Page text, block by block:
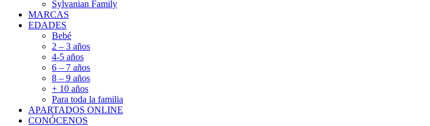
Sylvanian Family
MARCAS
EDADES
Bebé
2 – 3 años
4-5 años
6 – 7 años
8 – 9 años
+ 10 años
Para toda la familia
APARTADOS ONLINE
CONÓCENOS